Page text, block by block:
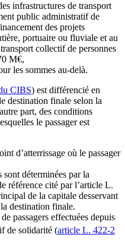
infrastructures de transport
public administratif de
des projets
portuaire ou fluviale et au
collectif de personnes
M€,
les sommes au-delà.
CIBS) est différencié en
destination finale selon la
part, des conditions
le passager est
d’atterrissage où le passager
sont déterminées par la
référence cité par l’article L.
de la capitale desservant
destination finale.
passagers effectuées depuis
de solidarité (article L. 422-2